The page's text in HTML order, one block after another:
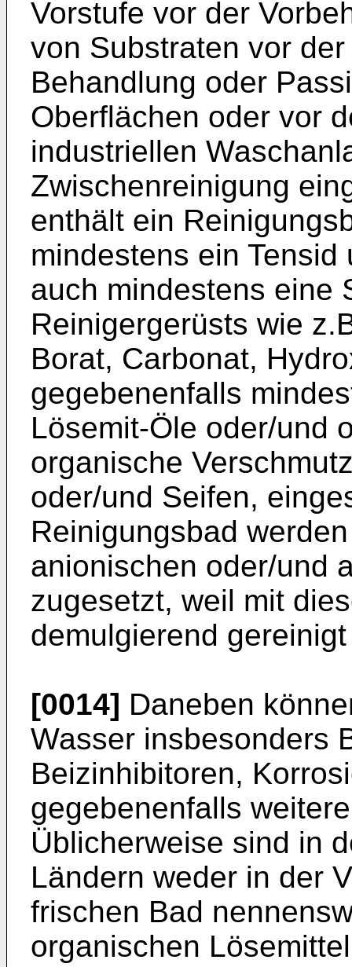
Vorstufe vor der
von Substraten vor
Behandlung oder
Oberflächen oder vor
industriellen
Zwischenreinigung
enthält ein
mindestens ein
auch mindestens eine
Reinigergerüsts wie
Borat, Carbonat,
gegebenenfalls
Lösemit-Öle oder/und
organische
oder/und Seifen,
Reinigungsbad
anionischen oder/und
zugesetzt, weil mit
demulgierend
[0014] Daneben
Wasser insbesonders
Beizinhibitoren,
gegebenenfalls
Üblicherweise sind in
Ländern weder in der
frischen Bad
organischen